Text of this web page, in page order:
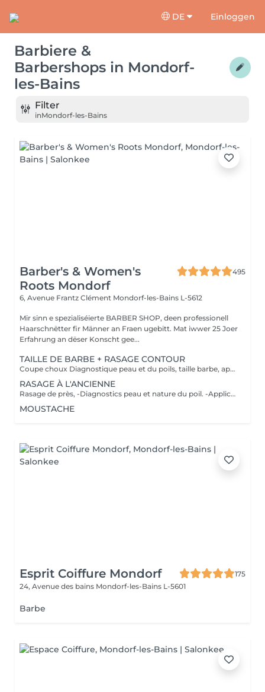
DE Einloggen
Barbiere &
Barbershops in Mondorf-
les-Bains
Filter
inMondorf-les-Bains
Barber's & Women's
Roots Mondorf
495
6, Avenue Frantz Clément Mondorf-les-Bains L-5612
Mir sinn e spezialiséierte BARBER SHOP, deen professionell
Haarschnëtter fir Männer an Fraen ugebitt. Mat iwwer 25 Joer
Erfahrung an dëser Konscht gee...
TAILLE DE BARBE + RASAGE CONTOUR
Coupe choux Diagnostique peau et du poils, taille barbe, application d'un pre shave ou huile de rasage, bain chaud, rasage contour avec mousse à l'ancienne, bain froid et pour finir soin pierre d'alun ou after shave et massage faciale
RASAGE À L'ANCIENNE
Rasage de près, -Diagnostics peau et nature du poil. -Application d'un pré shave ou huile de rasage. -Bain chaud avec vapothérapie aux huiles essentielles. -Premier passage de lames avec mousse à l'ancienne, rinçage de la peau, deuxième passage de lames, bain froid. -Soin avec pierre d'alun ou after shave. -Massage faciale.
MOUSTACHE
Esprit Coiffure Mondorf
175
24, Avenue des bains Mondorf-les-Bains L-5601
Barbe